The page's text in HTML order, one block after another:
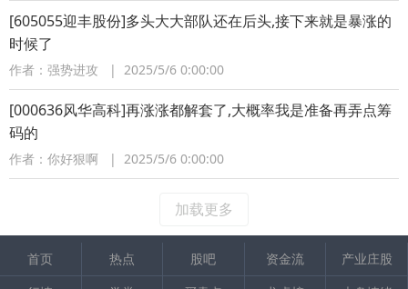
[605055迎丰股份]多头大大部队还在后头,接下来就是暴涨的
时候了
作者：强势进攻 | 2025/5/6 0:00:00
[000636风华高科]再涨涨都解套了,大概率我是准备再弄点筹
码的
作者：你好狠啊 | 2025/5/6 0:00:00
加载更多
首页 热点 股吧 资金流
产业庄股